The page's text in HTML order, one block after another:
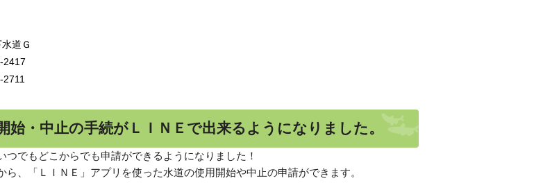
道Ｇ
始・中止の手続がＬＩＮＥで出来るようになりました。
つでもどこからでも申請ができるようになりました！
ら、「ＬＩＮＥ」アプリを使った水道の使用開始や中止の申請ができます。